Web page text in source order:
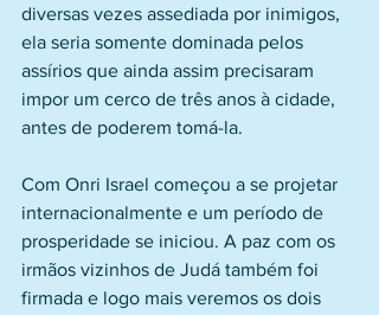
diversas vezes assediada por inimigos,
ela seria somente dominada pelos
assírios que ainda assim precisaram
impor um cerco de três anos à cidade,
antes de poderem tomá-la.
Com Onri Israel começou a se projetar
internacionalmente e um período de
prosperidade se iniciou. A paz com os
irmãos vizinhos de Judá também foi
firmada e logo mais veremos os dois